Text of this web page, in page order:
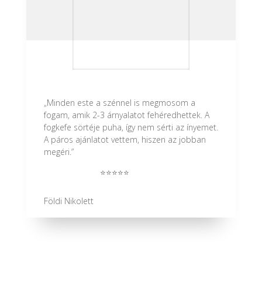
„Minden este a szénnel is megmosom a
fogam, amik 2-3 árnyalatot fehéredhettek. A
fogkefe sörtéje puha, így nem sérti az ínyemet.
A páros ajánlatot vettem, hiszen az jobban
megéri.”
⭐⭐⭐⭐⭐
Földi Nikolett